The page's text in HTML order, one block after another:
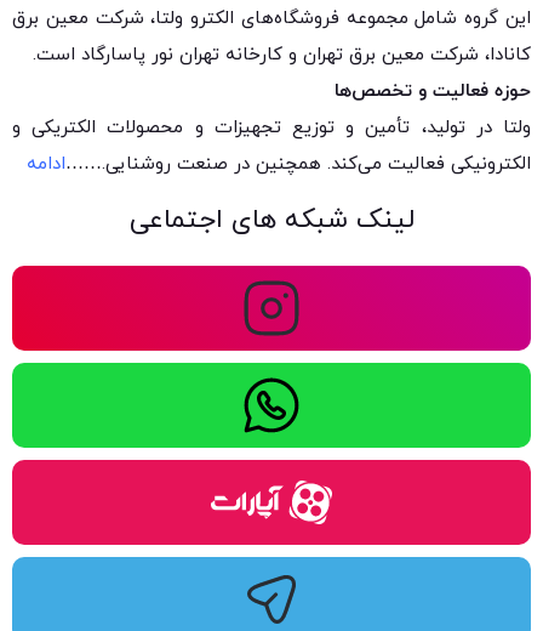
این گروه شامل مجموعه فروشگاه‌های الکترو ولتا، شرکت معین برق
کانادا، شرکت معین برق تهران و کارخانه تهران نور پاسارگاد است.
حوزه فعالیت و تخصص‌ها
ولتا در تولید، تأمین و توزیع تجهیزات و محصولات الکتریکی و
الکترونیکی فعالیت می‌کند. همچنین در صنعت روشنایی.……ادامه
لینک شبکه های اجتماعی